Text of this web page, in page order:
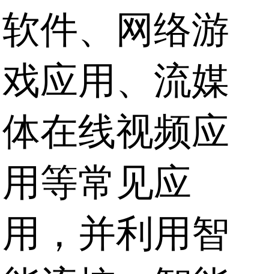
软件、网络游
戏应用、流媒
体在线视频应
用等常见应
用，并利用智